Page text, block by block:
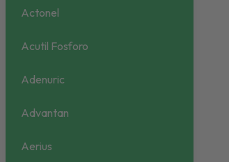
Actonel
Acutil Fosforo
Adenuric
Advantan
Aerius